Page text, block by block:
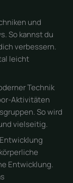
und
So kannst du
verbessern.
leicht
Technik
Aktivitäten
So wird
vielseitig.
Entwicklung.